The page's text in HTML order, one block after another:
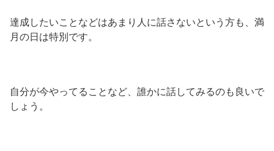
達成したいことなどはあまり人に話さないという方も、満
月の日は特別です。
自分が今やってることなど、誰かに話してみるのも良いで
しょう。